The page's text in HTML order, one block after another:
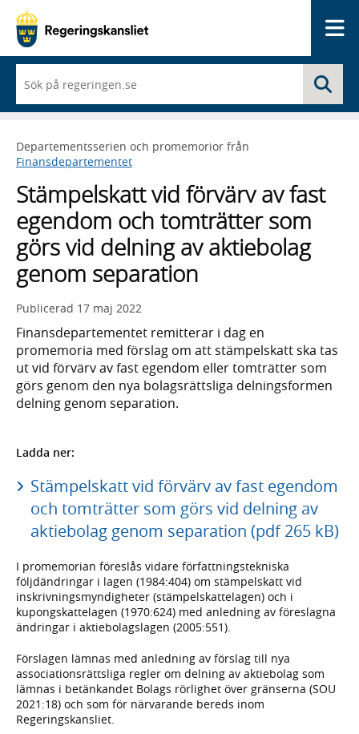
du
börjar
skriva
framträder
en
med
sökförslag
Departementsserien och promemorior från
Finansdepartementet
Stämpelskatt vid förvärv av fast
egendom och tomträtter som
görs vid delning av aktiebolag
genom separation
Publicerad 17 maj 2022
Finansdepartementet remitterar i dag en
promemoria med förslag om att stämpelskatt ska tas
ut vid förvärv av fast egendom eller tomträtter som
görs genom den nya bolagsrättsliga delningsformen
delning genom separation.
Ladda ner:
Stämpelskatt vid förvärv av fast egendom
och tomträtter som görs vid delning av
aktiebolag genom separation (pdf 265 kB)
I promemorian föreslås vidare författningstekniska
följdändringar i lagen (1984:404) om stämpelskatt vid
inskrivningsmyndigheter (stämpelskattelagen) och i
kupongskattelagen (1970:624) med anledning av föreslagna
ändringar i aktiebolagslagen (2005:551).
Förslagen lämnas med anledning av förslag till nya
associationsrättsliga regler om delning av aktiebolag som
lämnas i betänkandet Bolags rörlighet över gränserna (SOU
2021:18) och som för närvarande bereds inom
Regeringskansliet.